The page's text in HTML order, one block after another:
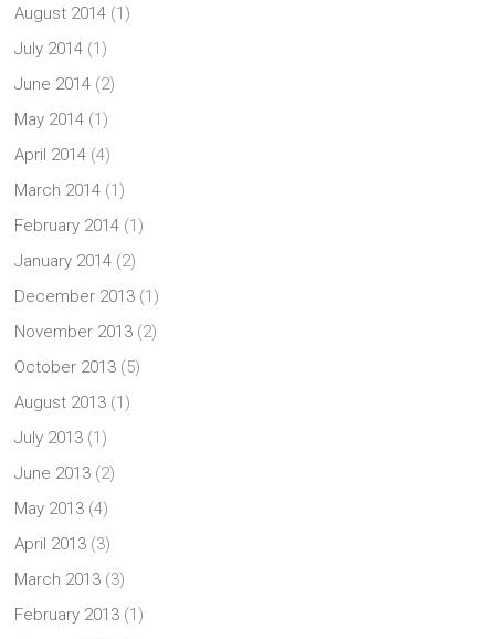
August 2014 (1)
July 2014 (1)
June 2014 (2)
May 2014 (1)
April 2014 (4)
March 2014 (1)
February 2014 (1)
January 2014 (2)
December 2013 (1)
November 2013 (2)
October 2013 (5)
August 2013 (1)
July 2013 (1)
June 2013 (2)
May 2013 (4)
April 2013 (3)
March 2013 (3)
February 2013 (1)